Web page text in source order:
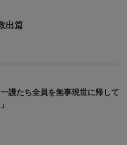
出篇
護たち全員を無事現世に帰して